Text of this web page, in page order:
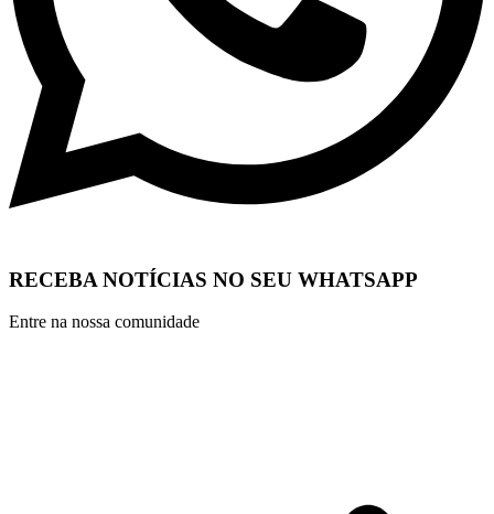
RECEBA NOTÍCIAS NO SEU WHATSAPP
Entre na nossa comunidade